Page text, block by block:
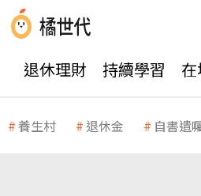
退休理財 持續學習
養生村 退休金 自書遺